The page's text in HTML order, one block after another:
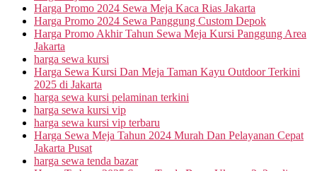
Harga Promo 2024 Sewa Meja Kaca Rias Jakarta
Harga Promo 2024 Sewa Panggung Custom Depok
Harga Promo Akhir Tahun Sewa Meja Kursi Panggung Area
Jakarta
harga sewa kursi
Harga Sewa Kursi Dan Meja Taman Kayu Outdoor Terkini
2025 di Jakarta
harga sewa kursi pelaminan terkini
harga sewa kursi vip
harga sewa kursi vip terbaru
Harga Sewa Meja Tahun 2024 Murah Dan Pelayanan Cepat
Jakarta Pusat
harga sewa tenda bazar